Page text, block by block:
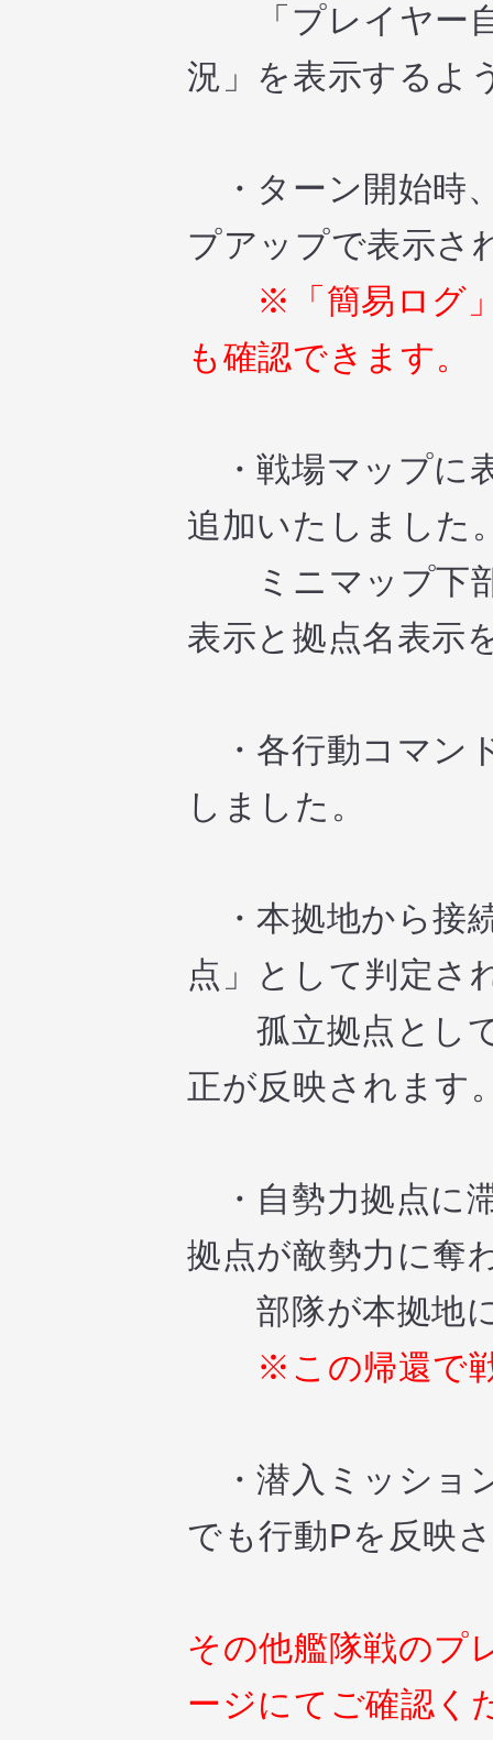
「プレイヤー自
況」を表示するよ
・ターン開始時
プアップで表示さ
※「簡易ログ
も確認できます。
・戦場マップに
追加いたしました
ミニマップ下部
表示と拠点名表示
・各行動コマン
しました。
・本拠地から接
点」として判定さ
孤立拠点として
正が反映されます
・自勢力拠点に
拠点が敵勢力に奪
部隊が本拠地に
※この帰還で戦
・潜入ミッショ
でも行動Pを反映
その他艦隊戦のプ
ージにてご確認く